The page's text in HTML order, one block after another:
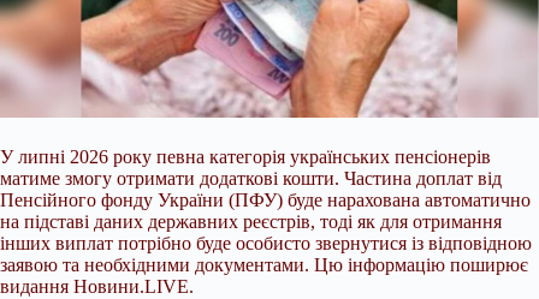
У липні 2026 року певна категорія українських пенсіонерів
матиме змогу отримати додаткові кошти. Частина доплат від
Пенсійного фонду України (ПФУ) буде нарахована автоматично
на підставі даних державних реєстрів, тоді як для отримання
інших виплат потрібно буде особисто звернутися із відповідною
заявою та необхідними документами. Цю інформацію поширює
видання Новини.LIVE.